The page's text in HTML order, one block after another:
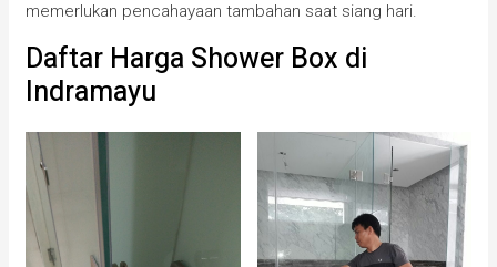
memerlukan pencahayaan tambahan saat siang hari.
Daftar Harga Shower Box di
Indramayu